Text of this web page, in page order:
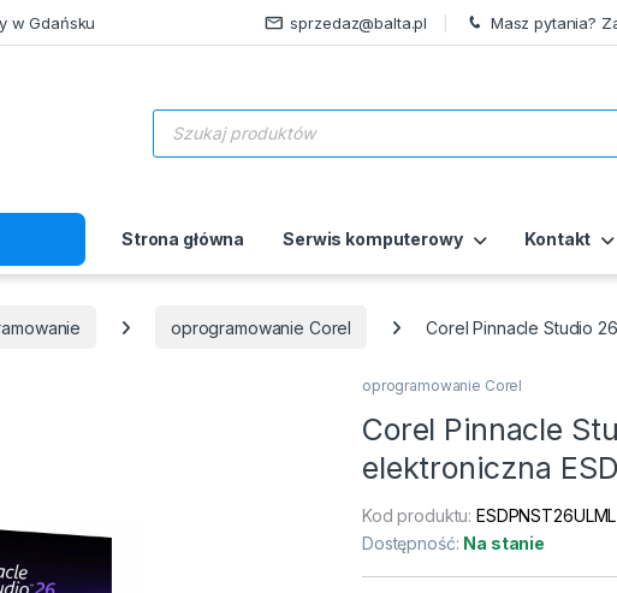
w Gdańsku sprzedaz@balta.pl Masz pytania?
Wyszukiwarka produktów
Strona główna Serwis komputerowy Kontakt
oprogramowanie Corel Corel Pinnacle Studio
oprogramowanie Corel
Corel Pinnacle
elektroniczna ESD
Kod produktu:ESDPNST26ULML
Dostępność: Na stanie